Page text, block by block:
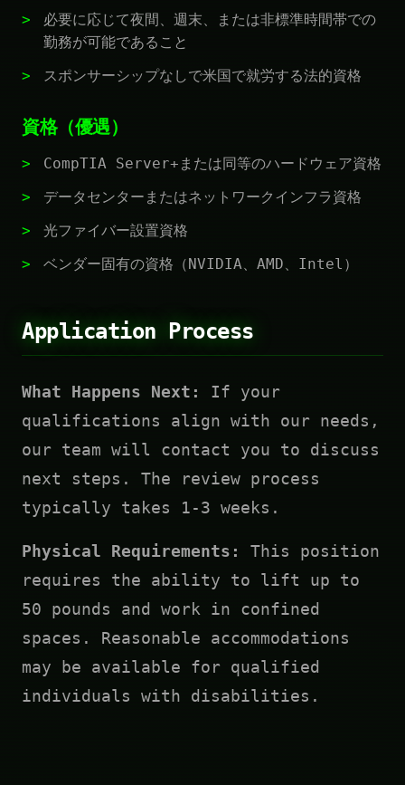
必要に応じて夜間、週末、または非標準時間帯での
勤務が可能であること
スポンサーシップなしで米国で就労する法的資格
資格（優遇）
CompTIA Server+または同等のハードウェア資格
データセンターまたはネットワークインフラ資格
光ファイバー設置資格
ベンダー固有の資格（NVIDIA、AMD、Intel）
Application Process
What Happens Next:
If your
qualifications align with our needs,
our team will contact you to discuss
next steps. The review process
typically takes 1-3 weeks.
Physical Requirements:
This position
requires the ability to lift up to
50 pounds and work in confined
spaces. Reasonable accommodations
may be available for qualified
individuals with disabilities.